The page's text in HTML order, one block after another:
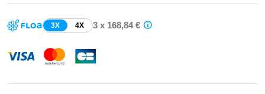
3X 4X 3 x 168,84 €